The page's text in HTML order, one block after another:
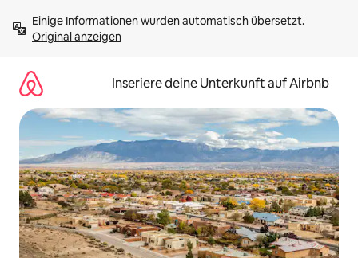
Inhalten
springenOriginal anzeigen
Inseriere deine Unterkunft auf Airbnb